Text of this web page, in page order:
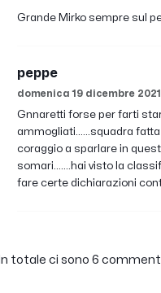
Grande Mirko sempre sul
peppe
domenica 19 dicembre 2021
Gnnaretti forse per farti
ammogliati......squadra
coraggio a sparlare in
somari.......hai visto la
fare certe dichiarazioni
In totale ci sono 6